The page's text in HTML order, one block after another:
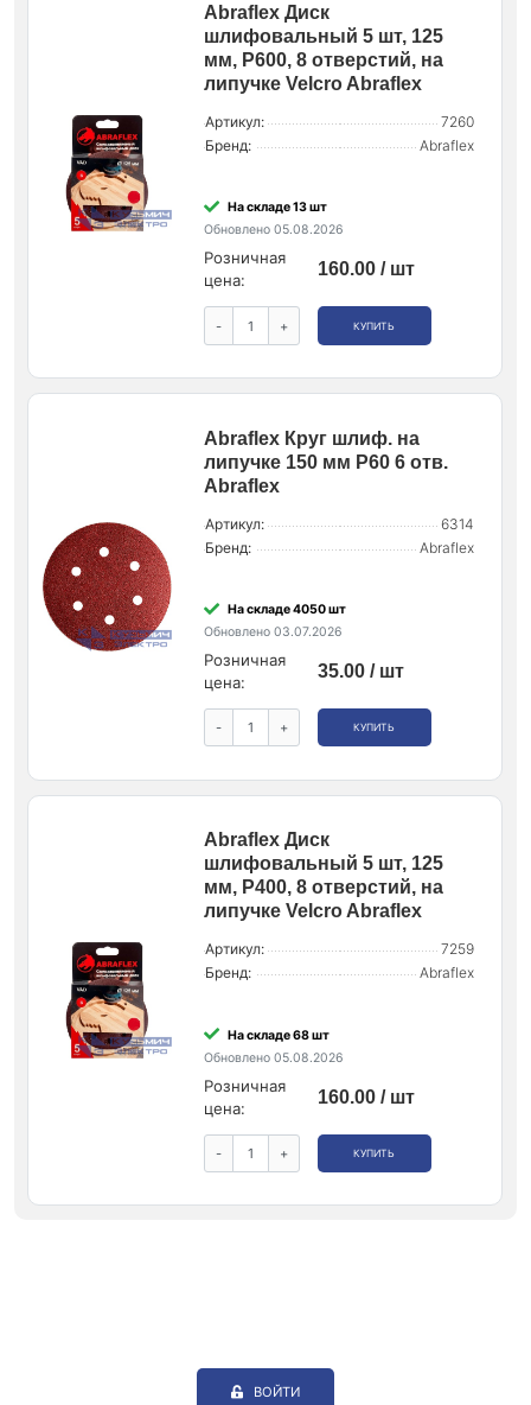
Abraflex Диск
шлифовальный 5 шт, 125
мм, Р600, 8 отверстий, на
липучке Velcro Abraflex
Артикул:
7260
Бренд:
Abraflex
На складе 13 шт
Обновлено 05.08.2026
Розничная
цена:
160.00 / шт
- + КУПИТЬ
Abraflex Круг шлиф. на
липучке 150 мм P60 6 отв.
Abraflex
Артикул:
6314
Бренд:
Abraflex
На складе 4050 шт
Обновлено 03.07.2026
Розничная
цена:
35.00 / шт
- + КУПИТЬ
Abraflex Диск
шлифовальный 5 шт, 125
мм, Р400, 8 отверстий, на
липучке Velcro Abraflex
Артикул:
7259
Бренд:
Abraflex
На складе 68 шт
Обновлено 05.08.2026
Розничная
цена:
160.00 / шт
- + КУПИТЬ
ВОЙТИ